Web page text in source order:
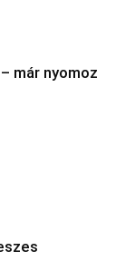
már nyomoz